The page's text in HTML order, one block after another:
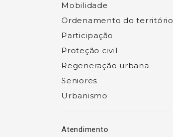
Mobilidade
Ordenamento do território
Participação
Proteção civil
Regeneração urbana
Seniores
Urbanismo
Atendimento